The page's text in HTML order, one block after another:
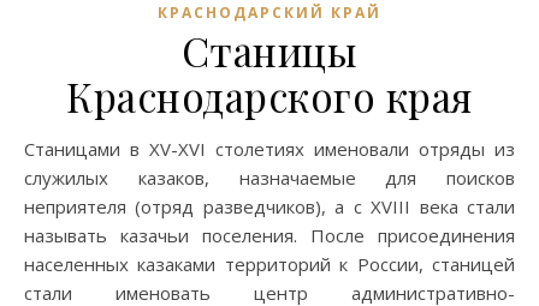
КРАСНОДАРСКИЙ КРАЙ
Станицы
Краснодарского края
Станицами в XV-XVI столетиях именовали отряды из
служилых казаков, назначаемые для поисков
неприятеля (отряд разведчиков), а с XVIII века стали
называть казачьи поселения. После присоединения
населенных казаками территорий к России, станицей
стали именовать центр административно-